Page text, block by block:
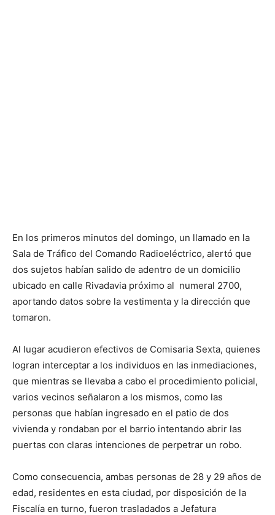
En los primeros minutos del domingo, un llamado en la
Sala de Tráfico del Comando Radioeléctrico, alertó que
dos sujetos habían salido de adentro de un domicilio
ubicado en calle Rivadavia próximo al numeral 2700,
aportando datos sobre la vestimenta y la dirección que
tomaron.
Al lugar acudieron efectivos de Comisaria Sexta, quienes
logran interceptar a los individuos en las inmediaciones,
que mientras se llevaba a cabo el procedimiento policial,
varios vecinos señalaron a los mismos, como las
personas que habían ingresado en el patio de dos
vivienda y rondaban por el barrio intentando abrir las
puertas con claras intenciones de perpetrar un robo.
Como consecuencia, ambas personas de 28 y 29 años de
edad, residentes en esta ciudad, por disposición de la
Fiscalía en turno, fueron trasladados a Jefatura